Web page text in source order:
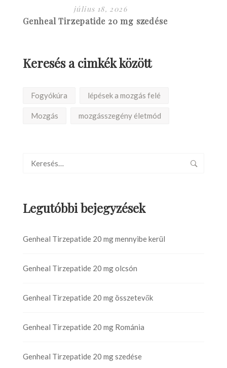
július 18, 2026
Genheal Tirzepatide 20 mg szedése
Keresés a cimkék között
Fogyókúra lépések a mozgás felé
Mozgás mozgásszegény életmód
Legutóbbi bejegyzések
Genheal Tirzepatide 20 mg mennyibe kerül
Genheal Tirzepatide 20 mg olcsón
Genheal Tirzepatide 20 mg összetevők
Genheal Tirzepatide 20 mg Románia
Genheal Tirzepatide 20 mg szedése